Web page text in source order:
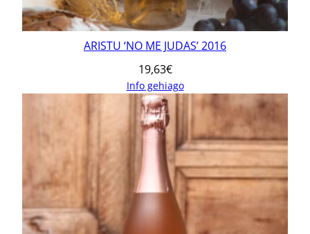
ARISTU ‘NO ME JUDAS’ 2016
19,63€
Info gehiago